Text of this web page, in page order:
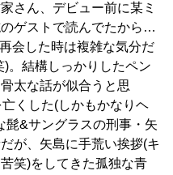
さん、デビュー前に某ミ
ゲストで読んでたから…
会した時は複雑な気分だ
)。結構しっかりしたペン
太な話が似合うと思
くした(しかもかなりヘ
髭&サングラスの刑事・矢
が、矢島に手荒い挨拶(キ
笑)をしてきた孤独な青